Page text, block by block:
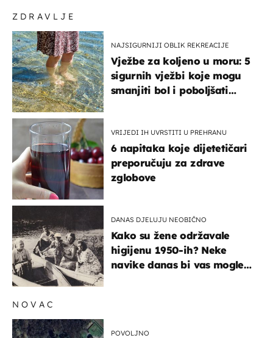
ZDRAVLJE
NAJSIGURNIJI OBLIK REKREACIJE
Vježbe za koljeno u moru: 5
sigurnih vježbi koje mogu
smanjiti bol i poboljšati
VRIJEDI IH UVRSTITI U PREHRANU
6 napitaka koje dijetetičari
preporučuju za zdrave
zglobove
DANAS DJELUJU NEOBIČNO
Kako su žene održavale
higijenu 1950-ih? Neke
navike danas bi vas mogle
NOVAC
POVOLJNO